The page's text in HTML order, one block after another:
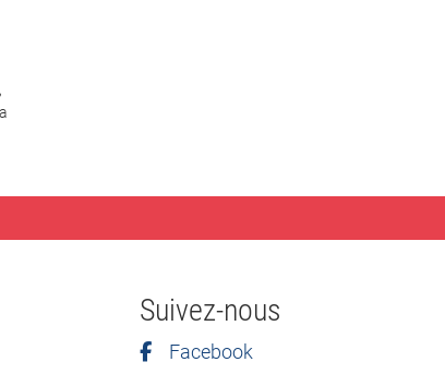
Suivez-nous
Facebook